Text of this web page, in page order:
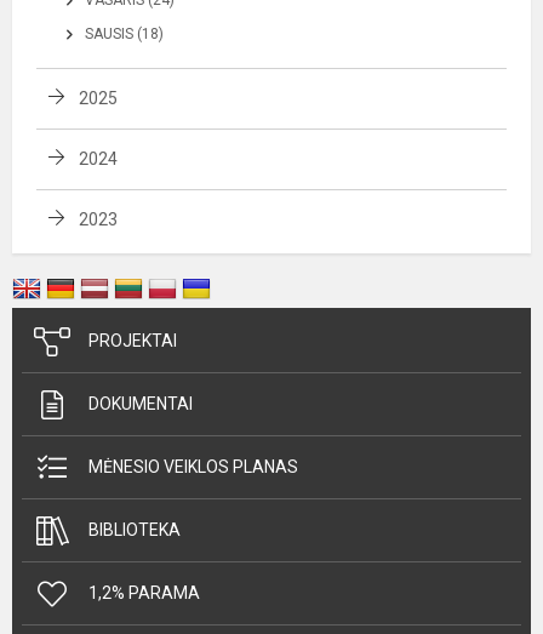
SAUSIS (18)
2025
2024
2023
PROJEKTAI
DOKUMENTAI
MĖNESIO VEIKLOS PLANAS
BIBLIOTEKA
1,2% PARAMA